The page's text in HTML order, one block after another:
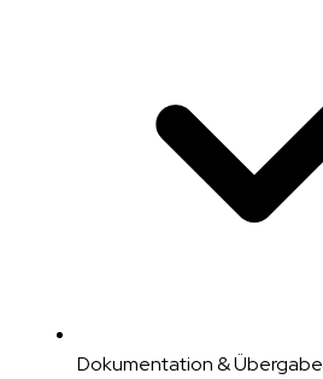
Dokumentation & Übergabe